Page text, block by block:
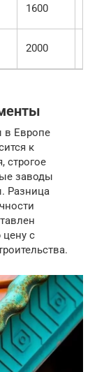
1600
2000
в Европе
к
строгое
заводы
Разница
с